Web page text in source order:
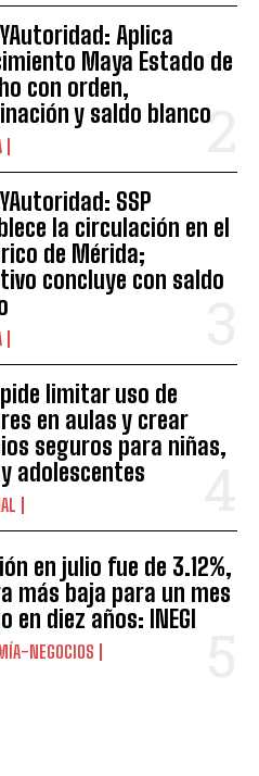
Aplica
Maya Estado de
con orden,
y saldo blanco
SSP
la circulación en el
de Mérida;
concluye con saldo
pide limitar uso de
en aulas y crear
seguros para niñas,
adolescentes
en julio fue de 3.12%,
más baja para un mes
en diez años: INEGI
NEGOCIOS